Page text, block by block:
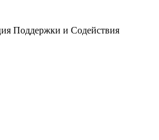
Поддержки и Содействия